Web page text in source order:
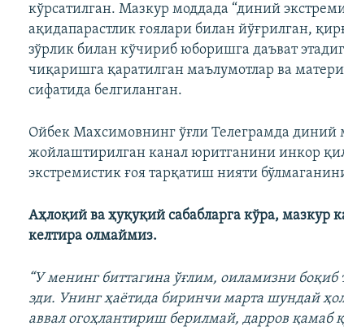
кўрсатилган. Мазкур моддада “диний
ақидапарастлик ғоялари билан йўғрилган,
зўрлик билан кўчириб юборишга даъват
чиқаришга қаратилган маълумотлар ва
сифатида белгиланган.
Ойбек Махсимовнинг ўғли Телеграмда диний
жойлаштирилган канал юритганини инкор
экстремистик ғоя тарқатиш нияти
Аҳлоқий ва ҳуқуқий сабабларга кўра, мазкур
келтира олмаймиз.
“У менинг биттагина ўғлим, оиламизни
эди. Унинг ҳаётида биринчи марта шундай
аввал огоҳлантириш берилмай, дарров қамаб